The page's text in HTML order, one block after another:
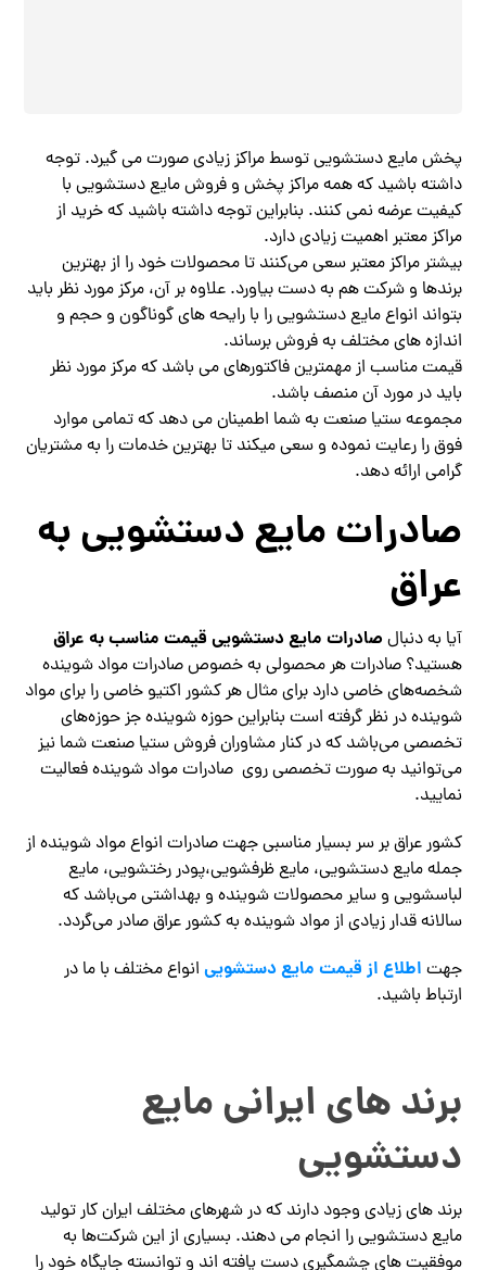
پخش مایع دستشویی توسط مراکز زیادی صورت می گیرد. توجه
داشته باشید که همه مراکز پخش و فروش مایع دستشویی با
کیفیت عرضه نمی‌ کنند‌. بنابراین توجه داشته باشید که خرید از
مراکز معتبر اهمیت زیادی دارد.
بیشتر مراکز معتبر سعی می‌کنند تا محصولات خود را از بهترین
برندها و شرکت هم به دست بیاورد. علاوه بر آن، مرکز مورد نظر باید
بتواند انواع مایع دستشویی را با رایحه های گوناگون و حجم و
اندازه های مختلف به فروش برساند.
قیمت مناسب از مهمترین فاکتورهای می باشد که مرکز مورد نظر
باید در مورد آن منصف باشد.
مجموعه ستیا صنعت به شما اطمینان می دهد که تمامی موارد
فوق را رعایت نموده و سعی میکند تا بهترین خدمات را به مشتریان
گرامی ارائه دهد.
صادرات مایع دستشویی به
عراق
آیا به دنبال صادرات مایع دستشویی قیمت مناسب به عراق
هستید؟ صادرات هر محصولی به خصوص صادرات مواد شوینده
شخصه‌های خاصی دارد برای مثال هر کشور اکتیو خاصی را برای مواد
شوینده در نظر گرفته است بنابراین حوزه شوینده جز حوزه‌های
تخصصی می‌باشد که در کنار مشاوران فروش ستیا صنعت شما نیز
می‌توانید به صورت تخصصی روی صادرات مواد شوینده فعالیت
نمایید.
کشور عراق بر سر بسیار مناسبی جهت صادرات انواع مواد شوینده از
جمله مایع دستشویی، مایع ظرفشویی،پودر رختشویی، مایع
لباسشویی و سایر محصولات شوینده و بهداشتی می‌باشد که
سالانه قدار زیادی از مواد شوینده به کشور عراق صادر می‌گردد.
جهت اطلاع از قیمت مایع دستشویی انواع مختلف با ما در
ارتباط باشید.
برند های ایرانی مایع
دستشویی
برند های زیادی وجود دارند که در شهرهای مختلف ایران کار تولید
مایع دستشویی را انجام می دهند. بسیاری از این شرکت‌ها به
موفقیت های چشمگیری دست یافته اند و توانسته جایگاه خود را